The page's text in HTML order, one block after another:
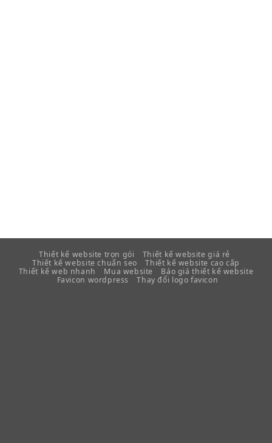
Thiết kế website trọn gói
Thiết kế website giá rẻ
Thiết kế website chuẩn seo
Thiết kế website cao cấp
Thiết kế web nhanh
Mua website
Báo giá thiết kế website
Favicon wordpress
Thay đổi logo favicon